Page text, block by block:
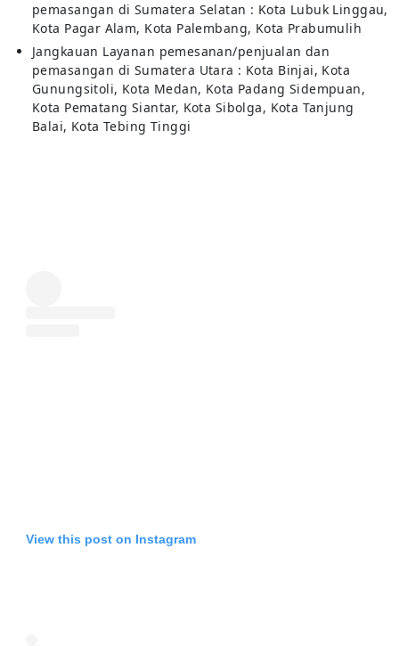
pemasangan di Sumatera Selatan : Kota Lubuk Linggau,
Kota Pagar Alam, Kota Palembang, Kota Prabumulih
Jangkauan Layanan pemesanan/penjualan dan
pemasangan di Sumatera Utara : Kota Binjai, Kota
Gunungsitoli, Kota Medan, Kota Padang Sidempuan,
Kota Pematang Siantar, Kota Sibolga, Kota Tanjung
Balai, Kota Tebing Tinggi
View this post on Instagram